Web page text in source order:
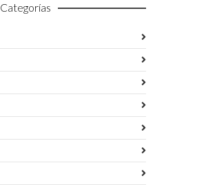
Categorías